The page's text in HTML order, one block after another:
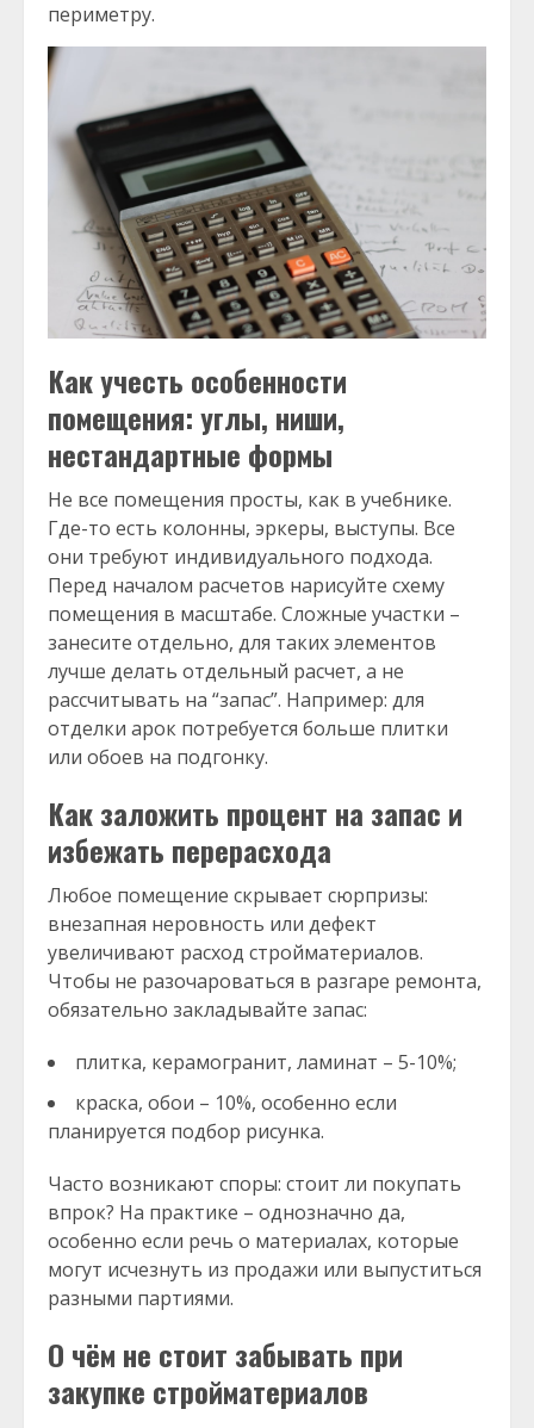
периметру.
Как учесть особенности
помещения: углы, ниши,
нестандартные формы
Не все помещения просты, как в учебнике.
Где-то есть колонны, эркеры, выступы. Все
они требуют индивидуального подхода.
Перед началом расчетов нарисуйте схему
помещения в масштабе. Сложные участки –
занесите отдельно, для таких элементов
лучше делать отдельный расчет, а не
рассчитывать на “запас”. Например: для
отделки арок потребуется больше плитки
или обоев на подгонку.
Как заложить процент на запас и
избежать перерасхода
Любое помещение скрывает сюрпризы:
внезапная неровность или дефект
увеличивают расход стройматериалов.
Чтобы не разочароваться в разгаре ремонта,
обязательно закладывайте запас:
плитка, керамогранит, ламинат – 5-10%;
краска, обои – 10%, особенно если
планируется подбор рисунка.
Часто возникают споры: стоит ли покупать
впрок? На практике – однозначно да,
особенно если речь о материалах, которые
могут исчезнуть из продажи или выпуститься
разными партиями.
О чём не стоит забывать при
закупке стройматериалов